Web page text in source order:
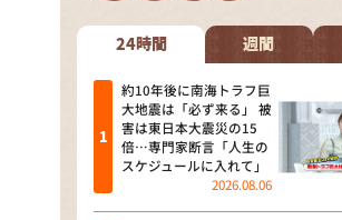
相席食堂
これ余談なんですけど
～人生密着トークバラ
～ やすとものいたっ
探偵！ナイトスクープ
24時間 週間
約10年後に南海トラフ巨
大地震は「必ず来る」 被
害は東日本大震災の15
倍…専門家断言「人生の
スケジュールに入れて」
2026.08.06